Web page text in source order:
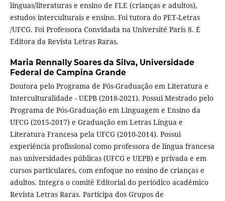
línguas/literaturas e ensino de FLE (crianças e adultos),
estudos interculturais e ensino. Foi tutora do PET-Letras
/UFCG. Foi Professora Convidada na Université Paris 8. É
Editora da Revista Letras Raras.
Maria Rennally Soares da Silva, Universidade
Federal de Campina Grande
Doutora pelo Programa de Pós-Graduação em Literatura e
Interculturalidade - UEPB (2018-2021). Possui Mestrado pelo
Programa de Pós-Graduação em Linguagem e Ensino da
UFCG (2015-2017) e Graduação em Letras Língua e
Literatura Francesa pela UFCG (2010-2014). Possui
experiência profissional como professora de língua francesa
nas universidades públicas (UFCG e UEPB) e privada e em
cursos particulares, com enfoque no ensino de crianças e
adultos. Integra o comitê Editorial do periódico acadêmico
Revista Letras Raras. Participa dos Grupos de